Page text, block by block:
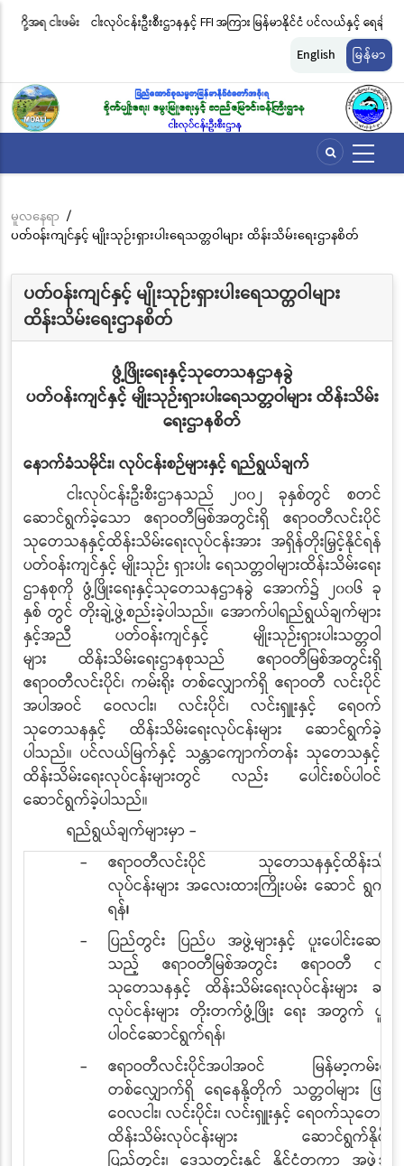
အဓိက
အကြောင်းအရာ
မည်
ငါးလုပ်ငန်းဦးစီးဌာနနှင့် FFI အကြား မြန်မာနိုင်ငံ ပင်လယ်နှင့် ရေချိုဇီဝမျိုးစုံ
မျိုးကွဲများ ထိန်းသိမ်းကာကွယ်စောင့်ရှောက်ခြင်းလုပ်ငန်းများ ဆောင်ရွက်မှု
ရ
English မြန်မာ
Breadcrumb
မူလနေရာ /
ပတ်၀န်းကျင်နှင့် မျိုးသုဉ်းရှားပါးရေသတ္တဝါများ ထိန်းသိမ်းရေးဌာနစိတ်
ပတ်၀န်းကျင်နှင့် မျိုးသုဉ်းရှားပါးရေသတ္တဝါများ
ထိန်းသိမ်းရေးဌာနစိတ်
ဖွံ့ဖြိုးရေးနှင့်သုတေသနဌာနခွဲ
ပတ်၀န်းကျင်နှင့် မျိုးသုဉ်းရှားပါးရေသတ္တဝါများ ထိန်းသိမ်း
ရေးဌာနစိတ်
နောက်ခံသမိုင်း၊ လုပ်ငန်းစဉ်များနှင့် ရည်ရွယ်ချက်
ငါးလုပ်ငန်းဦးစီးဌာနသည် ၂၀၀၂ ခုနှစ်တွင် စတင်
ဆောင်ရွက်ခဲ့သော ဧရာဝတီမြစ်အတွင်းရှိ ဧရာဝတီလင်းပိုင်
သုတေသနနှင့်ထိန်းသိမ်းရေးလုပ်ငန်းအား အရှိန်တိုးမြှင့်နိုင်ရန်
ပတ်ဝန်းကျင်နှင့် မျိုးသုဉ်း ရှားပါး ရေသတ္တဝါများထိန်းသိမ်းရေး
ဌာနစုကို ဖွံ့ဖြိုးရေးနှင့်သုတေသနဌာနခွဲ အောက်၌ ၂၀၀၆ ခု
နှစ် တွင် တိုးချဲ့ဖွဲ့စည်းခဲ့ပါသည်။ အောက်ပါရည်ရွယ်ချက်များ
နှင့်အညီ ပတ်ဝန်းကျင်နှင့် မျိုးသုဉ်းရှားပါးသတ္တဝါ
များ
ထိန်းသိမ်းရေးဌာနစုသည် ဧရာဝတီမြစ်အတွင်းရှိ
ဧရာဝတီလင်းပိုင်၊ ကမ်းရိုး တစ်လျှောက်ရှိ ဧရာဝတီ လင်းပိုင်
အပါအဝင် ဝေလငါး၊ လင်းပိုင်၊ လင်းရှူးနှင့် ရေဝက်
သုတေသနနှင့်
ထိန်းသိမ်းရေးလုပ်ငန်းများ
ဆောင်ရွက်ခဲ့
ပါသည်။ ပင်လယ်မြက်နှင့် သန္တာကျောက်တန်း သုတေသနှင့်
ထိန်းသိမ်းရေးလုပ်ငန်းများတွင်
လည်း ပေါင်းစပ်ပါဝင်
ဆောင်ရွက်ခဲ့ပါသည်။
ရည်ရွယ်ချက်များမှာ -
-
ဧရာဝတီလင်းပိုင် သုတေသနနှင့်ထိန်းသိမ်းရ
လုပ်ငန်းများ အလေးထားကြိုးပမ်း ဆောင် ရွက်
ရန်၊
-
ပြည်တွင်း ပြည်ပ အဖွဲ့များနှင့် ပူးပေါင်းဆော
သည့် ဧရာဝတီမြစ်အတွင်း ဧရာဝတီ လင်း
သုတေသနနှင့် ထိန်းသိမ်းရေးလုပ်ငန်းများ ဆ
လုပ်ငန်းများ တိုးတက်ဖွံ့ဖြိုး ရေး အတွက် ပူးပေ
ပါဝင်ဆောင်ရွက်ရန်၊
-
ဧရာဝတီလင်းပိုင်အပါအဝင် မြန်မာ့ကမ်းရိုး
တစ်လျှောက်ရှိ ရေနေနို့တိုက် သတ္တဝါများ ဖြ
ဝေလငါး၊ လင်းပိုင်း၊ လင်းရှူးနှင့် ရေဝက်သုတေသ
ထိန်းသိမ်းလုပ်ငန်းများ ဆောင်ရွက်နိုင်ရ